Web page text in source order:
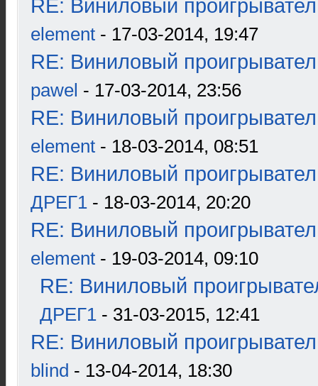
RE: Виниловый
element - 17-03-2014, 19:47
RE: Виниловый
pawel - 17-03-2014, 23:56
RE: Виниловый
element - 18-03-2014, 08:51
RE: Виниловый
ДРЕГ1 - 18-03-2014, 20:20
RE: Виниловый
element - 19-03-2014, 09:10
RE: Виниловый
ДРЕГ1 - 31-03-2015, 12:41
RE: Виниловый
blind - 13-04-2014, 18:30